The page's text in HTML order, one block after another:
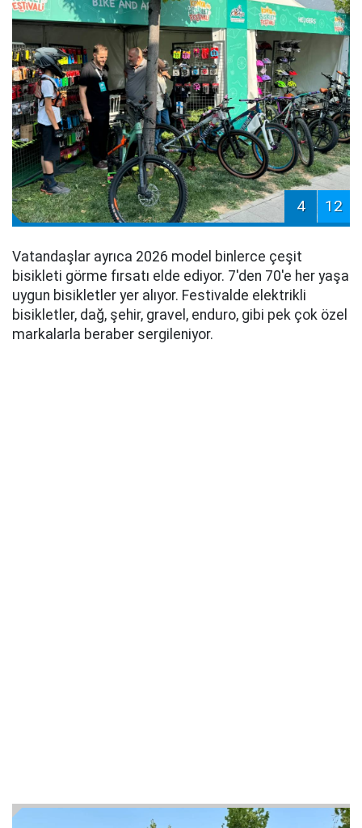
4 12
Vatandaşlar ayrıca 2026 model binlerce çeşit
bisikleti görme fırsatı elde ediyor. 7'den 70'e her yaşa
uygun bisikletler yer alıyor. Festivalde elektrikli
bisikletler, dağ, şehir, gravel, enduro, gibi pek çok özel
markalarla beraber sergileniyor.